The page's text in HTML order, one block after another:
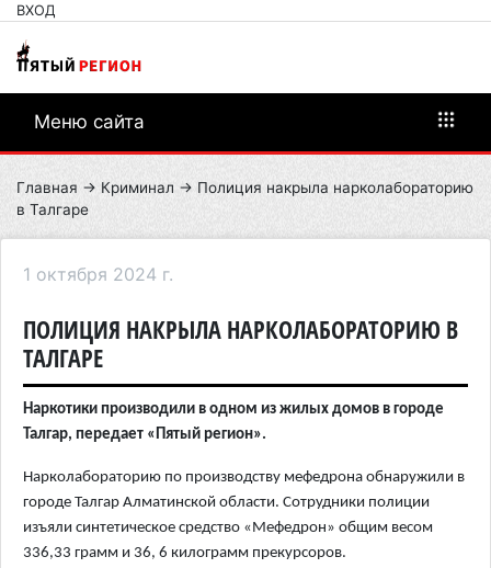
ВХОД
Меню сайта
Главная → Криминал → Полиция накрыла нарколабораторию
в Талгаре
1 октября 2024 г.
ПОЛИЦИЯ НАКРЫЛА НАРКОЛАБОРАТОРИЮ В
ТАЛГАРЕ
Наркотики производили в одном из жилых домов в городе
Талгар, передает «Пятый регион».
Нарколабораторию по производству мефедрона обнаружили в
городе Талгар Алматинской области. Сотрудники полиции
изъяли синтетическое средство «Мефедрон» общим весом
336,33 грамм и 36, 6 килограмм прекурсоров.